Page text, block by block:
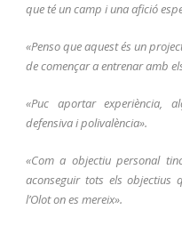
que té un camp i una afició
«Penso que aquest és un
de començar a entrenar amb
«Puc aportar experiència,
defensiva i polivalència».
«Com a objectiu personal
aconseguir tots els objectius
l’Olot on es mereix».